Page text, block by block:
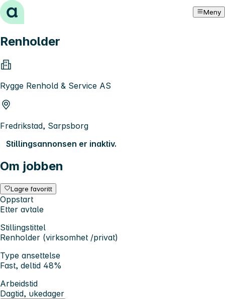
Hopp til innhold Meny
Renholder
Rygge Renhold & Service AS
Fredrikstad, Sarpsborg
Stillingsannonsen er inaktiv.
Om jobben
Lagre favoritt
Oppstart
Etter avtale
Stillingstittel
Renholder (virksomhet /privat)
Type ansettelse
Fast, deltid 48%
Arbeidstid
Dagtid, ukedager